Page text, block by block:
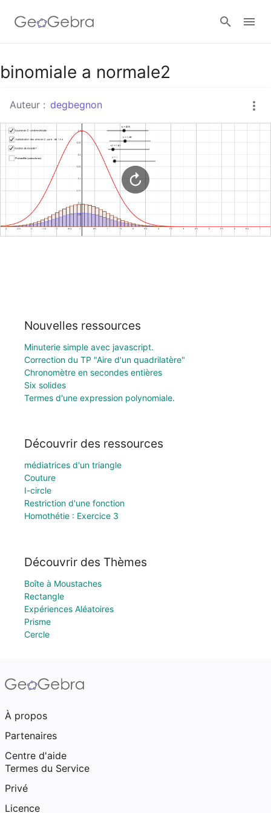
Google Classroom
Classe GeoGebra
Se connecter
binomiale a normale2
Auteur : degbegnon
Nouvelles ressources
Minuterie simple avec javascript.
Correction du TP "Aire d'un quadrilatère"
Chronomètre en secondes entières
Six solides
Termes d'une expression polynomiale.
Découvrir des ressources
médiatrices d'un triangle
Couture
I-circle
Restriction d'une fonction
Homothétie : Exercice 3
Découvrir des Thèmes
Boîte à Moustaches
Rectangle
Expériences Aléatoires
Prisme
Cercle
À propos
Partenaires
Centre d'aide
Termes du Service
Privé
Licence